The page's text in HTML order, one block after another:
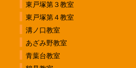
東戸塚第３教室
東戸塚第４教室
溝ノ口教室
あざみ野教室
青葉台教室